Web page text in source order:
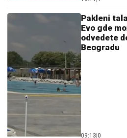
KOMENTARI (0)
Beograd